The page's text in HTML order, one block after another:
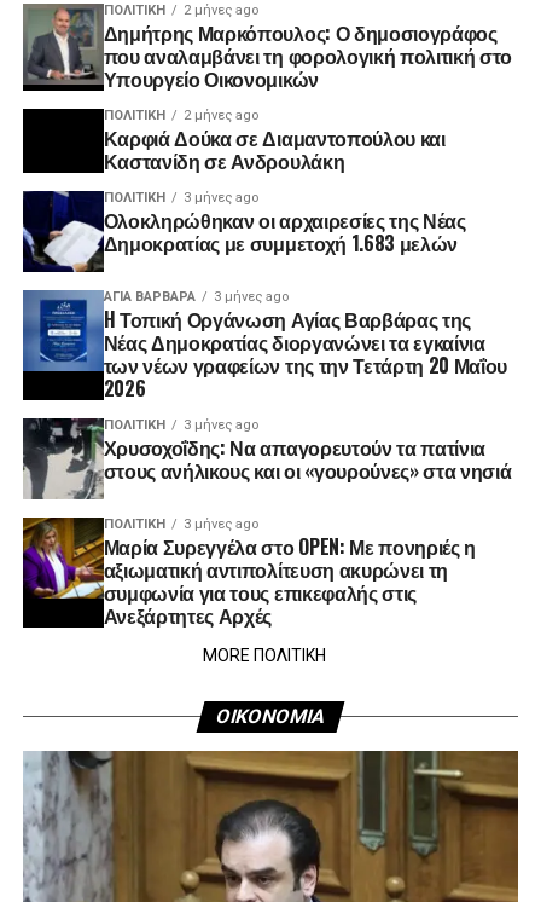
ΠΟΛΙΤΙΚΉ 2 μήνες ago
Δημήτρης Μαρκόπουλος: Ο δημοσιογράφος
που αναλαμβάνει τη φορολογική πολιτική στο
Υπουργείο Οικονομικών
ΠΟΛΙΤΙΚΉ 2 μήνες ago
Καρφιά Δούκα σε Διαμαντοπούλου και
Καστανίδη σε Ανδρουλάκη
ΠΟΛΙΤΙΚΉ 3 μήνες ago
Ολοκληρώθηκαν οι αρχαιρεσίες της Νέας
Δημοκρατίας με συμμετοχή 1.683 μελών
ΑΓΙΑ ΒΑΡΒΑΡΑ 3 μήνες ago
H Τοπική Οργάνωση Αγίας Βαρβάρας της
Νέας Δημοκρατίας διοργανώνει τα εγκαίνια
των νέων γραφείων της την Τετάρτη 20 Μαΐου
2026
ΠΟΛΙΤΙΚΉ 3 μήνες ago
Χρυσοχοΐδης: Να απαγορευτούν τα πατίνια
στους ανήλικους και οι «γουρούνες» στα νησιά
ΠΟΛΙΤΙΚΉ 3 μήνες ago
Μαρία Συρεγγέλα στο OPEN: Με πονηριές η
αξιωματική αντιπολίτευση ακυρώνει τη
συμφωνία για τους επικεφαλής στις
Ανεξάρτητες Αρχές
MORE ΠΟΛΙΤΙΚΗ
ΟΙΚΟΝΟΜΙΑ